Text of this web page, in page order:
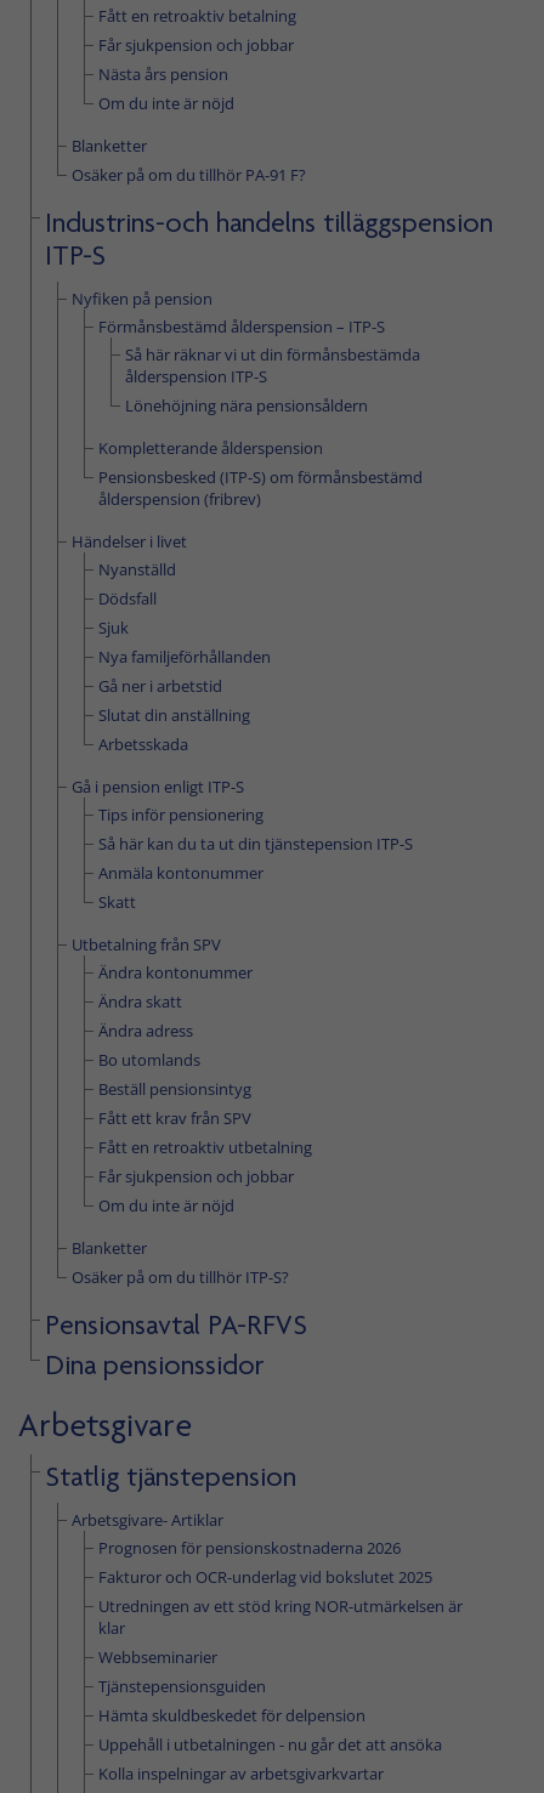
Fått en retroaktiv betalning
Får sjukpension och jobbar
Nästa års pension
Om du inte är nöjd
Blanketter
Osäker på om du tillhör PA-91 F?
Industrins-och handelns tilläggspension
ITP-S
Nyfiken på pension
Förmånsbestämd ålderspension – ITP-S
Så här räknar vi ut din förmånsbestämda
ålderspension ITP-S
Lönehöjning nära pensionsåldern
Kompletterande ålderspension
Pensionsbesked (ITP-S) om förmånsbestämd
ålderspension (fribrev)
Händelser i livet
Nyanställd
Dödsfall
Sjuk
Nya familjeförhållanden
Gå ner i arbetstid
Slutat din anställning
Arbetsskada
Gå i pension enligt ITP-S
Tips inför pensionering
Så här kan du ta ut din tjänstepension ITP-S
Anmäla kontonummer
Skatt
Utbetalning från SPV
Ändra kontonummer
Ändra skatt
Ändra adress
Bo utomlands
Beställ pensionsintyg
Fått ett krav från SPV
Fått en retroaktiv utbetalning
Får sjukpension och jobbar
Om du inte är nöjd
Blanketter
Osäker på om du tillhör ITP-S?
Pensionsavtal PA-RFVS
Dina pensionssidor
Arbetsgivare
Statlig tjänstepension
Arbetsgivare- Artiklar
Prognosen för pensionskostnaderna 2026
Fakturor och OCR-underlag vid bokslutet 2025
Utredningen av ett stöd kring NOR-utmärkelsen är
klar
Webbseminarier
Tjänstepensionsguiden
Hämta skuldbeskedet för delpension
Uppehåll i utbetalningen - nu går det att ansöka
Kolla inspelningar av arbetsgivarkvartar